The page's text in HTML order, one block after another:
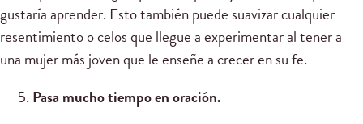
gustaría aprender. Esto también puede suavizar cualquier
resentimiento o celos que llegue a experimentar al tener a
una mujer más joven que le enseñe a crecer en su fe.
Pasa mucho tiempo en oración.